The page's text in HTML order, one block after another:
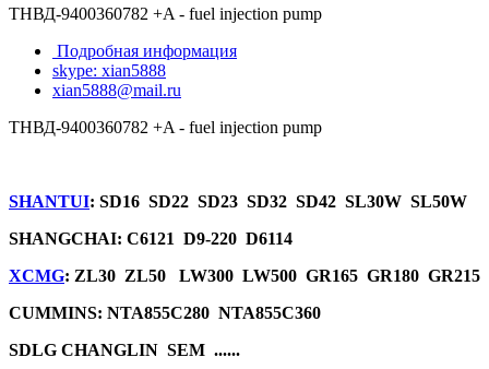
ТНВД-9400360782 +A - fuel injection pump
Подробная информация
skype: xian5888
xian5888@mail.ru
ТНВД-9400360782 +A - fuel injection pump
SHANTUI: SD16 SD22 SD23 SD32 SD42 SL30W SL50W
SHANGCHAI: C6121 D9-220 D6114
XCMG: ZL30 ZL50 LW300 LW500 GR165 GR180 GR215
CUMMINS: NTA855C280 NTA855C360
SDLG CHANGLIN SEM ......